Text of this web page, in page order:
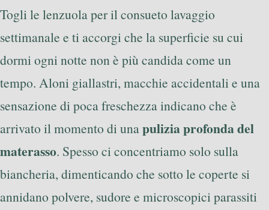
Togli le lenzuola per il consueto lavaggio
settimanale e ti accorgi che la superficie su cui
dormi ogni notte non è più candida come un
tempo. Aloni giallastri, macchie accidentali e una
sensazione di poca freschezza indicano che è
arrivato il momento di unapulizia profonda del
materasso. Spesso ci concentriamo solo sulla
biancheria, dimenticando che sotto le coperte si
annidano polvere, sudore e microscopici parassiti